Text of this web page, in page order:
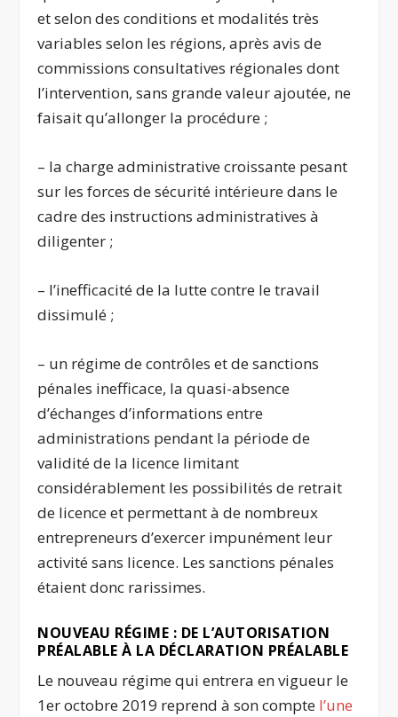
et selon des conditions et modalités très
variables selon les régions, après avis de
commissions consultatives régionales dont
l’intervention, sans grande valeur ajoutée, ne
faisait qu’allonger la procédure ;
– la charge administrative croissante pesant
sur les forces de sécurité intérieure dans le
cadre des instructions administratives à
diligenter ;
– l’inefficacité de la lutte contre le travail
dissimulé ;
– un régime de contrôles et de sanctions
pénales inefficace, la quasi-absence
d’échanges d’informations entre
administrations pendant la période de
validité de la licence limitant
considérablement les possibilités de retrait
de licence et permettant à de nombreux
entrepreneurs d’exercer impunément leur
activité sans licence. Les sanctions pénales
étaient donc rarissimes.
NOUVEAU RÉGIME : DE L’AUTORISATION
PRÉALABLE À LA DÉCLARATION PRÉALABLE
Le nouveau régime qui entrera en vigueur le
1eroctobre 2019 reprend à son compte l’une